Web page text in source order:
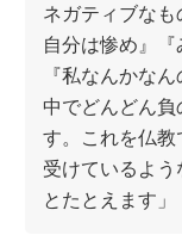
ネガティブな
自分は惨め』『
『私なんかな
中でどんどん
す。これを仏教
受けているよう
とたとえます」